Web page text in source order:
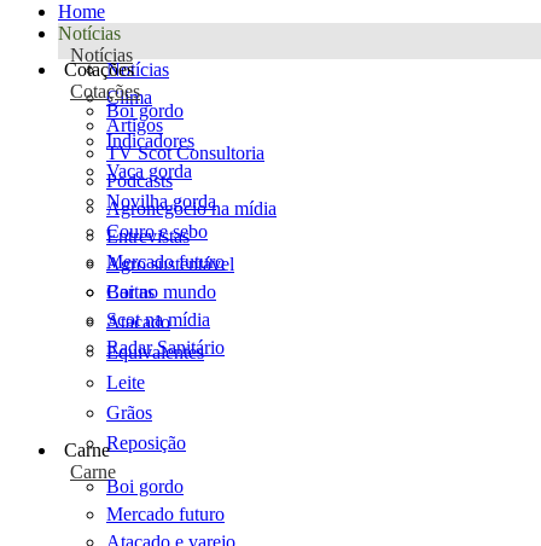
Home
Notícias
Notícias
Notícias
Clima
Artigos
TV Scot Consultoria
Podcasts
Agronegócio na mídia
Entrevistas
Agro sustentável
Cartas
Scot na mídia
Radar Sanitário
Cotações
Cotações
Boi gordo
Indicadores
Vaca gorda
Novilha gorda
Couro e sebo
Mercado futuro
Boi no mundo
Atacado
Equivalentes
Leite
Grãos
Reposição
Carne
Carne
Boi gordo
Mercado futuro
Atacado e varejo